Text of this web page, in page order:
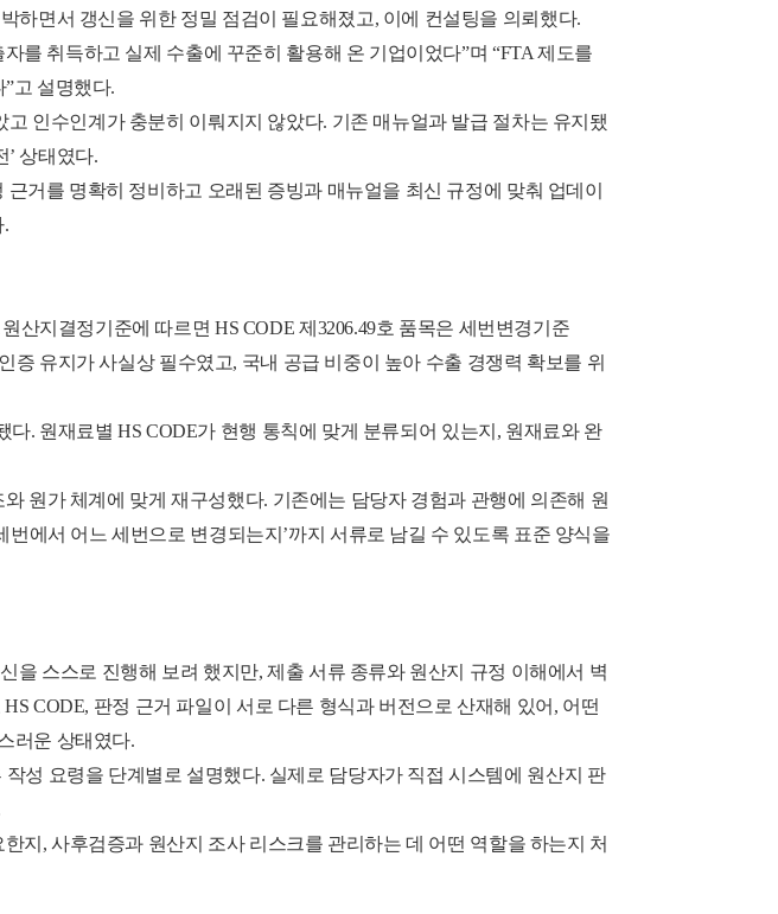
하면서 갱신을 위한 정밀 점검이 필요해졌고, 이에 컨설팅을 의뢰했다.
를 취득하고 실제 수출에 꾸준히 활용해 온 기업이었다”며 “FTA 제도를
고 설명했다.
인수인계가 충분히 이뤄지지 않았다. 기존 매뉴얼과 발급 절차는 유지됐
’ 상태였다.
거를 명확히 정비하고 오래된 증빙과 매뉴얼을 최신 규정에 맞춰 업데이
.
산지결정기준에 따르면 HS CODE 제3206.49호 품목은 세번변경기준
유지가 사실상 필수였고, 국내 공급 비중이 높아 수출 경쟁력 확보를 위
. 원재료별 HS CODE가 현행 통칙에 맞게 분류되어 있는지, 원재료와 완
원가 체계에 맞게 재구성했다. 기존에는 담당자 경험과 관행에 의존해 원
에서 어느 세번으로 변경되는지’까지 서류로 남길 수 있도록 표준 양식을
을 스스로 진행해 보려 했지만, 제출 서류 종류와 원산지 규정 이해에서 벽
CODE, 판정 근거 파일이 서로 다른 형식과 버전으로 산재해 있어, 어떤
러운 상태였다.
성 요령을 단계별로 설명했다. 실제로 담당자가 직접 시스템에 원산지 판
지, 사후검증과 원산지 조사 리스크를 관리하는 데 어떤 역할을 하는지 처